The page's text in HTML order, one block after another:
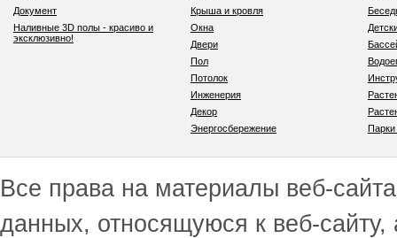
Документ
Наливные 3D полы - красиво и
эксклюзивно!
Крыша и кровля
Окна
Двери
Пол
Потолок
Инженерия
Декор
Энергосбережение
Все права на материалы веб-
данных, относящуюся к веб-